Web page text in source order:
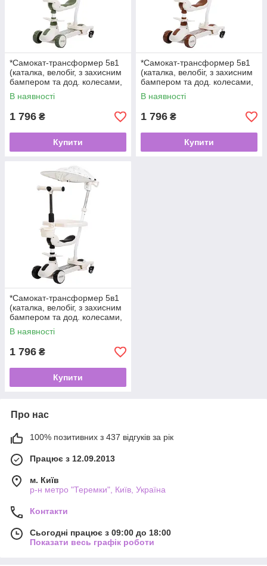
*Самокат-трансформер 5в1
(каталка, велобіг, з захисним
бампером та дод. колесами,
музика, підсвічування) арт.
JR3-167-5BC-GR
В наявності
1 796 ₴
Купити
*Самокат-трансформер 5в1
(каталка, велобіг, з захисним
бампером та дод. колесами,
музика, підсвічування) арт.
JR3-167-5BC-BR
В наявності
1 796 ₴
Купити
*Самокат-трансформер 5в1
(каталка, велобіг, з захисним
бампером та дод. колесами,
музика, підсвічування) арт.
JR3-167-5BC-B
В наявності
1 796 ₴
Купити
Про нас
100% позитивних з 437 відгуків за рік
Працює з 12.09.2013
м. Київ
р-н метро "Теремки", Київ, Україна
Контакти
Сьогодні працює з 09:00 до 18:00
Показати весь графік роботи